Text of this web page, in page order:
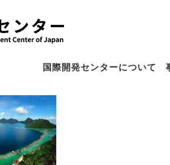
国際開発センターについて